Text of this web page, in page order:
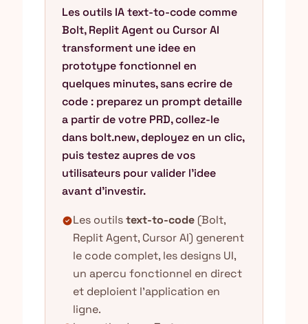
Les outils IA text-to-code comme
Bolt, Replit Agent ou Cursor AI
transforment une idee en
prototype fonctionnel en
quelques minutes, sans ecrire de
code : preparez un prompt detaille
a partir de votre PRD, collez-le
dans bolt.new, deployez en un clic,
puis testez aupres de vos
utilisateurs pour valider l'idee
avant d'investir.
check_circleLes outilstext-to-code (Bolt,
Replit Agent, Cursor AI) generent
le code complet, les designs UI,
un apercu fonctionnel en direct
et deploient l'application en
ligne.